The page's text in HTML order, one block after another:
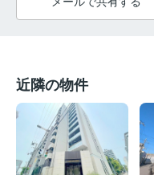
近隣の物件